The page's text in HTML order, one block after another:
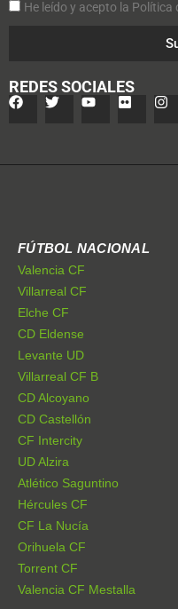
He leído y acepto la Política
REDES SOCIALES
FÚTBOL NACIONAL
Valencia CF
Villarreal CF
Elche CF
CD Eldense
Levante UD
Villarreal CF B
CD Alcoyano
CD Castellón
CF Intercity
UD Alzira
Atlético Saguntino
Hércules CF
CF La Nucía
Orihuela CF
Torrent CF
Valencia CF Mestalla